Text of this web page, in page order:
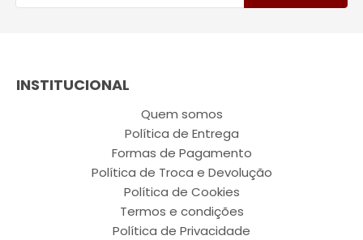
INSTITUCIONAL
Quem somos
Política de Entrega
Formas de Pagamento
Política de Troca e Devolução
Política de Cookies
Termos e condições
Política de Privacidade